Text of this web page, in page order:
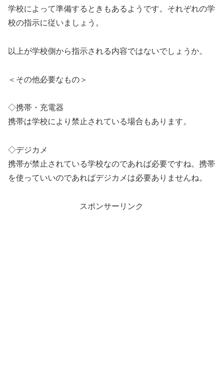
学校によって準備するときもあるようです。それぞれの学
校の指示に従いましょう。
以上が学校側から指示される内容ではないでしょうか。
＜その他必要なもの＞
◇携帯・充電器
携帯は学校により禁止されている場合もあります。
◇デジカメ
携帯が禁止されている学校なのであれば必要ですね。携帯
を使っていいのであればデジカメは必要ありませんね。
スポンサーリンク